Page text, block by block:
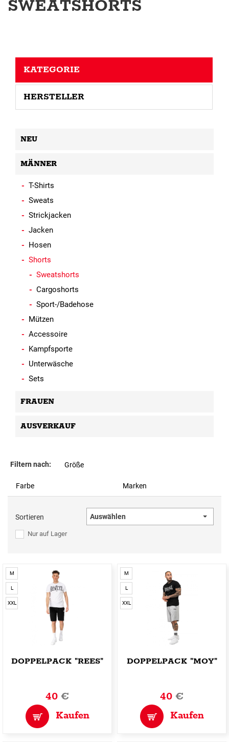
SWEATSHORTS
KATEGORIE
HERSTELLER
NEU
MÄNNER
T-Shirts
Sweats
Strickjacken
Jacken
Hosen
Shorts
Sweatshorts
Cargoshorts
Sport-/Badehose
Mützen
Accessoire
Kampfsporte
Unterwäsche
Sets
FRAUEN
AUSVERKAUF
Filtern nach: Größe
Farbe Marken
Sortieren Auswählen
Nur auf Lager
M
L
XXL
DOPPELPACK "REES"
40€
Kaufen
M
L
XXL
DOPPELPACK "MOY"
40€
Kaufen